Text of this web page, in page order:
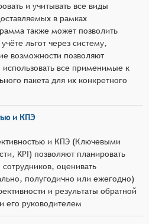
и учитывать все виды
в рамках
также может позволить
льгот через систему,
возможности позволяют
все применимые к
пакета для их конкретного
и КПЭ
и КПЭ (Ключевыми
KPI) позволяют планировать
оценивать
полугодично или ежегодно)
и результаты обратной
его руководителем